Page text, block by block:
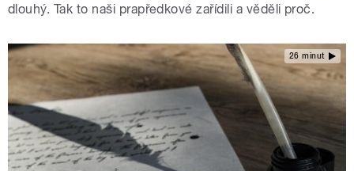
dlouhý. Tak to naši prapředkové zařídili a věděli proč.
26 minut